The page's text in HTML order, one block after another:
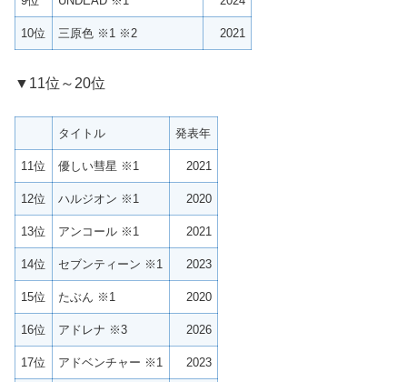
10位 三原色 ※1 ※2 2021
▼11位～20位
タイトル 発表年
11位 優しい彗星 ※1 2021
12位 ハルジオン ※1 2020
13位 アンコール ※1 2021
14位 セブンティーン ※1 2023
15位 たぶん ※1 2020
16位 アドレナ ※3 2026
17位 アドベンチャー ※1 2023